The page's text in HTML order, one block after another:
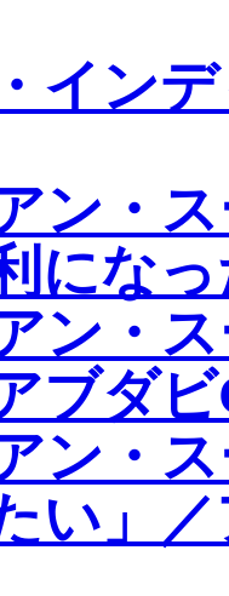
イン
ン・
にな
ン・
ブダ
ン・
い」